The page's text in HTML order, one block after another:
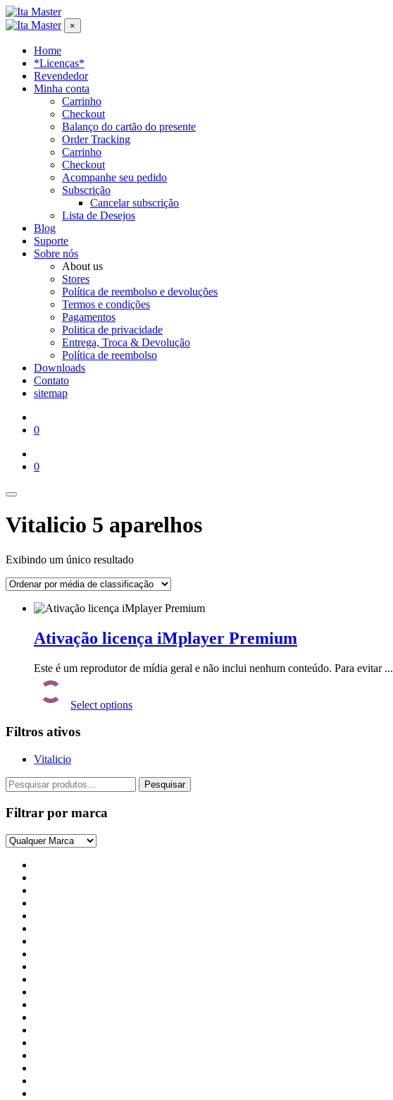
×
Home
*Licenças*
Revendedor
Minha conta
Carrinho
Checkout
Balanço do cartão do presente
Order Tracking
Carrinho
Checkout
Acompanhe seu pedido
Subscrição
Cancelar subscrição
Lista de Desejos
Blog
Suporte
Sobre nós
About us
Stores
Política de reembolso e devoluções
Termos e condições
Pagamentos
Politica de privacidade
Entrega, Troca & Devolução
Política de reembolso
Downloads
Contato
sitemap
0
0
Vitalicio 5 aparelhos
Exibindo um único resultado
Ativação licença iMplayer Premium
Este é um reprodutor de mídia geral e não inclui nenhum conteúdo. Para evitar ...
Select optionstem
ser
escolhidas
Filtros ativos
Vitalicio
Pesquisar
por:
Pesquisar
Filtrar por marca